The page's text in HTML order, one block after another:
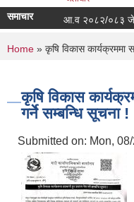
समाचार आ.व २०८२/०८३ जेठ
You are here
Home » कृषि विकास कार्यक्रममा
कृषि विकास
गर्ने सम्बन्धि सूचना !
Submitted on: Mon,